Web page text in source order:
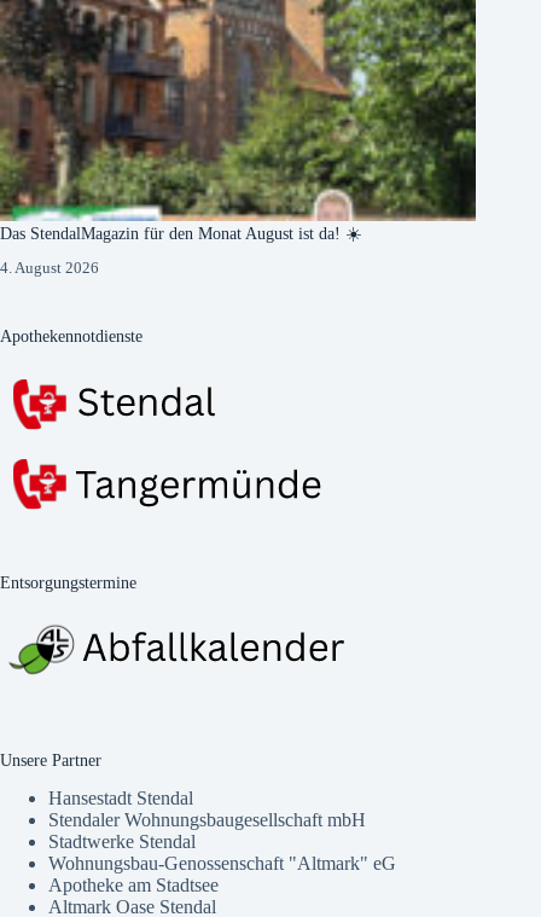
Das StendalMagazin für den Monat August ist da! ☀️
4. August 2026
Apothekennotdienste
Entsorgungstermine
Unsere Partner
Hansestadt Stendal
Stendaler Wohnungsbaugesellschaft mbH
Stadtwerke Stendal
Wohnungsbau-Genossenschaft "Altmark" eG
Apotheke am Stadtsee
Altmark Oase Stendal